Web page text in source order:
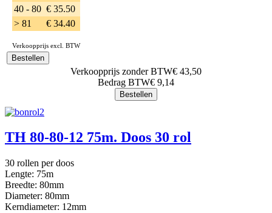
40 - 80 € 35.50
> 81
€ 34.40
Verkoopprijs excl. BTW
Verkoopprijs zonder BTW€ 43,50
Bedrag BTW€ 9,14
TH 80-80-12 75m. Doos 30 rol
30 rollen per doos
Lengte: 75m
Breedte: 80mm
Diameter: 80mm
Kerndiameter: 12mm